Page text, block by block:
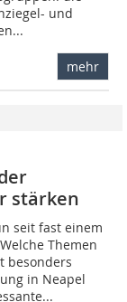
und
mehr
stärken
seit fast einem
Themen
besonders
in Neapel